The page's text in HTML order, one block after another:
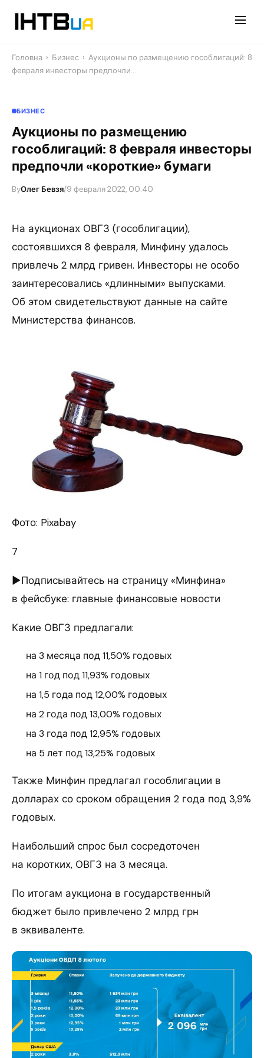
Головна › Бизнес › Аукционы по размещению гособлигаций: 8
февраля инвесторы предпочли…
БИЗНЕС
Аукционы по размещению
гособлигаций: 8 февраля инвесторы
предпочли «короткие» бумаги
ByОлег Бевзя/9 февраля 2022, 00:40
На аукционах ОВГЗ (гособлигации),
состоявшихся 8 февраля, Минфину удалось
привлечь 2 млрд гривен. Инвесторы не особо
заинтересовались «длинными» выпусками.
Об этом свидетельствуют данные на сайте
Министерства финансов.
Фото: Pixabay
7
►Подписывайтесь на страницу «Минфина»
в фейсбуке: главные финансовые новости
Какие ОВГЗ предлагали:
на 3 месяца под 11,50% годовых
на 1 год под 11,93% годовых
на 1,5 года под 12,00% годовых
на 2 года под 13,00% годовых
на 3 года под 12,95% годовых
на 5 лет под 13,25% годовых
Также Минфин предлагал гособлигации в
долларах со сроком обращения 2 года под 3,9%
годовых.
Наибольший спрос был сосредоточен
на коротких, ОВГЗ на 3 месяца.
По итогам аукциона в государственный
бюджет было привлечено 2 млрд грн
в эквиваленте.